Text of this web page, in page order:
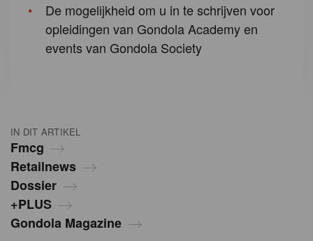
IN DIT ARTIKEL
Fmcg
Retailnews
Dossier
+PLUS
Gondola Magazine
De mogelijkheid om u in te schrijven voor
opleidingen van Gondola Academy en
events van Gondola Society